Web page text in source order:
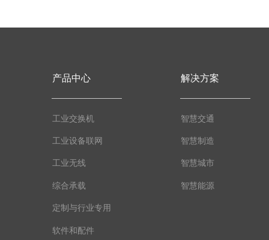
工业交换机
工业设备联网
工业无线
综合承载
定制与行业专用
软件和配件
产品中心
智慧交通
智慧制造
智慧城市
智慧能源
解决方案